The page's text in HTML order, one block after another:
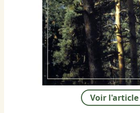
Voir l'article